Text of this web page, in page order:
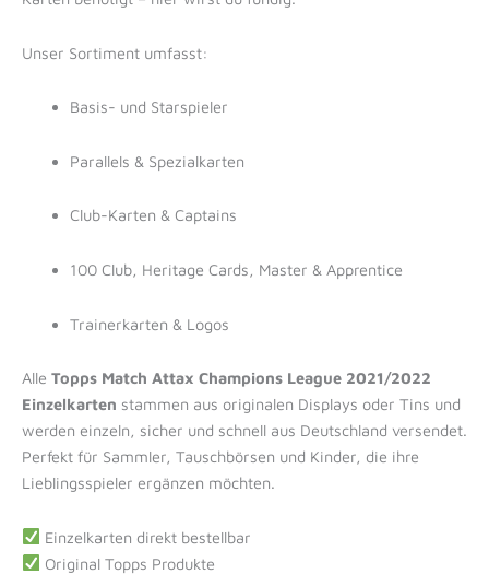
Unser Sortiment umfasst:
Basis- und Starspieler
Parallels & Spezialkarten
Club-Karten & Captains
100 Club, Heritage Cards, Master & Apprentice
Trainerkarten & Logos
Alle Topps Match Attax Champions League 2021/2022
Einzelkarten stammen aus originalen Displays oder Tins und
werden einzeln, sicher und schnell aus Deutschland versendet.
Perfekt für Sammler, Tauschbörsen und Kinder, die ihre
Lieblingsspieler ergänzen möchten.
Einzelkarten direkt bestellbar
Original Topps Produkte